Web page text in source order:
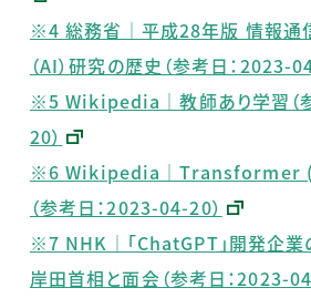
※4 総務省｜平成28年版 情報通
（AI）研究の歴史（参考日：2023-
※5 Wikipedia｜教師あり学習（
20）
※6 Wikipedia｜Transformer (
（参考日：2023-04-20）
※7 NHK｜「ChatGPT」開発企業
岸田首相と面会（参考日：2023-